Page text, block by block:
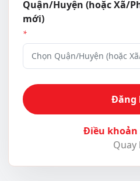
Quận/Huyện (hoặc Xã/
mới)
*
Đăng
Điều khoản
Quay